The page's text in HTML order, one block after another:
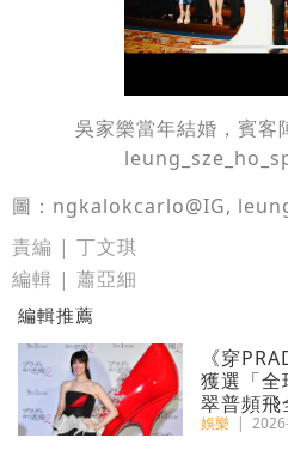
吳家樂當年結婚，賓客
圖： ngkalokcarlo@IG,
責編 | 丁文琪
編輯 | 蕭亞細
編輯推薦
《穿
獲選「全
翠普頻飛
娛樂 |